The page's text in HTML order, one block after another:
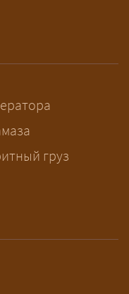
заявку
— логист
запустит
груз